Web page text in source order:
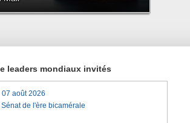
leaders mondiaux invités
août 2026
de l'ère bicamérale